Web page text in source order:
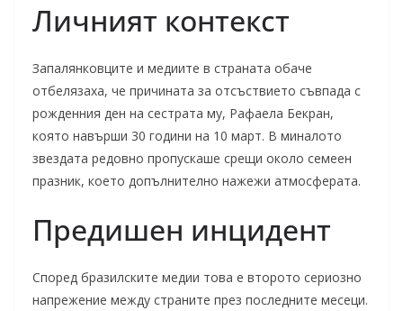
Личният контекст
Запалянковците и медиите в страната обаче
отбелязаха, че причината за отсъствието съвпада с
рожденния ден на сестрата му, Рафаела Бекран,
която навърши 30 години на 10 март. В миналото
звездата редовно пропускаше срещи около семеен
празник, което допълнително нажежи атмосферата.
Предишен инцидент
Според бразилските медии това е второто сериозно
напрежение между страните през последните месеци.